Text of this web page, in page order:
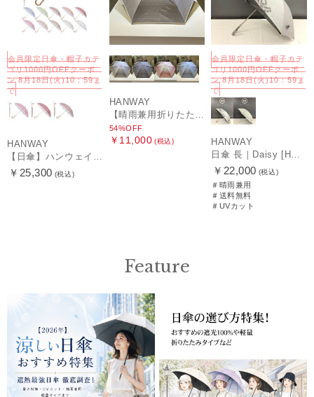
会員限定日傘・帽子カテ
ゴリ1000円OFFクーポ
ン 8月18日(火)10：59ま
で
HANWAY
￥25,300 (税込)
HANWAY
【晴雨兼用折りたたみ日傘】ハンウェイ (HANWAY) Socal Gir（ソーカル・ガール） 暑さ対策、紫外線対策、親骨：～50cm 雨の日OK 遮光 UV 晴雨兼用
54%OFF
￥11,000 (税込)
会員限定日傘・帽子カテ
ゴリ1000円OFFクーポ
ン 8月18日(火)10：59ま
で
HANWAY
￥22,000 (税込)
＃晴雨兼用
＃送料無料
＃UVカット
Feature